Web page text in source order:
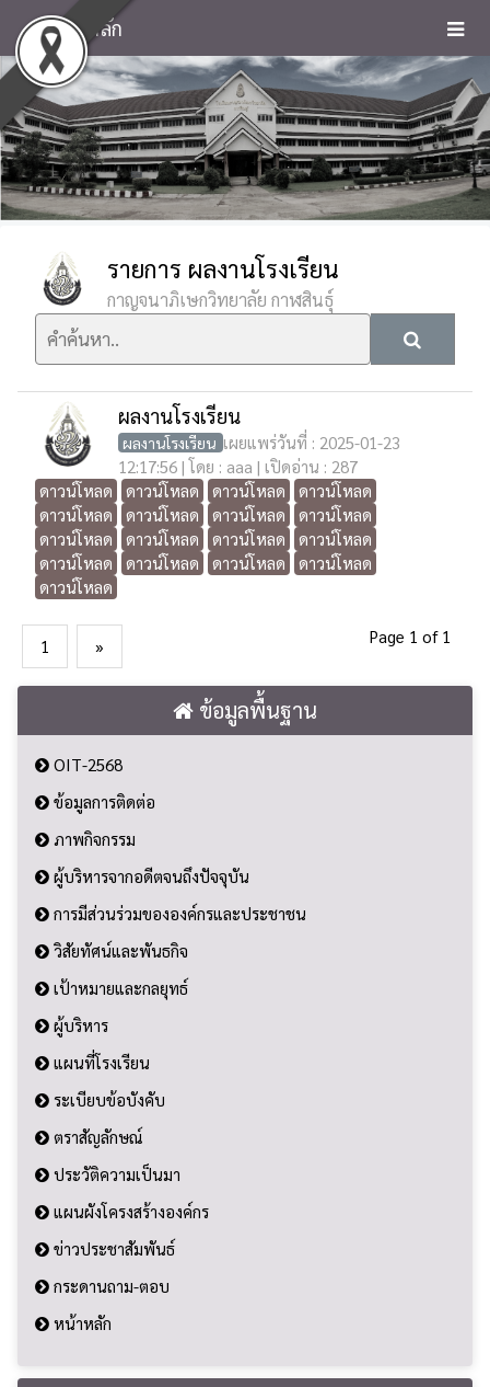
หน้าหลัก
รายการ ผลงานโรงเรียน
กาญจนาภิเษกวิทยาลัย กาฬสินธุ์
ผลงานโรงเรียน
ผลงานโรงเรียน เผยแพร่วันที่ : 2025-01-23
12:17:56 | โดย : aaa | เปิดอ่าน : 287
ดาวน์โหลด
ดาวน์โหลด ดาวน์โหลด
ดาวน์โหลด
ดาวน์โหลด
ดาวน์โหลด ดาวน์โหลด
ดาวน์โหลด
ดาวน์โหลด
ดาวน์โหลด ดาวน์โหลด
ดาวน์โหลด
ดาวน์โหลด
ดาวน์โหลด ดาวน์โหลด
ดาวน์โหลด
ดาวน์โหลด
1 » Page 1 of 1
ข้อมูลพื้นฐาน
OIT-2568
ข้อมูลการติดต่อ
ภาพกิจกรรม
ผู้บริหารจากอดีตจนถึงปัจจุบัน
การมีส่วนร่วมขององค์กรและประชาชน
วิสัยทัศน์และพันธกิจ
เป้าหมายและกลยุทธ์
ผู้บริหาร
แผนที่โรงเรียน
ระเบียบข้อบังคับ
ตราสัญลักษณ์
ประวัติความเป็นมา
แผนผังโครงสร้างองค์กร
ข่าวประชาสัมพันธ์
กระดานถาม-ตอบ
หน้าหลัก